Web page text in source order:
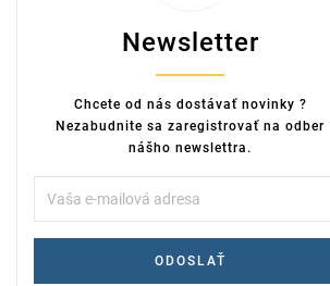
Newsletter
Chcete od nás dostávať novinky ?
Nezabudnite sa zaregistrovať na odber
nášho newslettra.